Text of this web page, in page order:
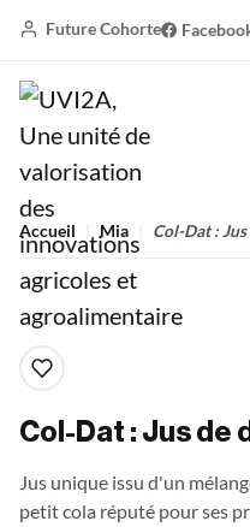
Future Cohorte
Accueil Mia Col-Dat :
Col-Dat : Jus de
Jus unique issu d'un
petit cola réputé pour ses